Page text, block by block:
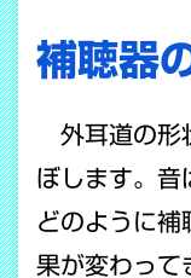
補聴器
外耳道の形
ぼします。音
どのように補
果が変わって